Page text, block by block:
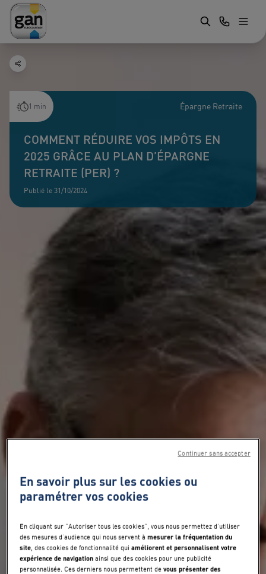
1 min Épargne Retraite
COMMENT RÉDUIRE VOS IMPÔTS EN
2025 GRÂCE AU PLAN D’ÉPARGNE
RETRAITE (PER) ?
Publié le 31/10/2024
En savoir plus sur les cookies ou
paramétrer vos cookies
En cliquant sur "Autoriser tous les cookies", vous nous permettez d’utiliser
des mesures d’audience qui nous servent àmesurer la fréquentation du
site, des cookies de fonctionnalité quiaméliorent et personnalisent votre
expérience de navigation ainsi que des cookies pour une publicité
personnalisée. Ces derniers nous permettent devous présenter des
Continuer sans accepter